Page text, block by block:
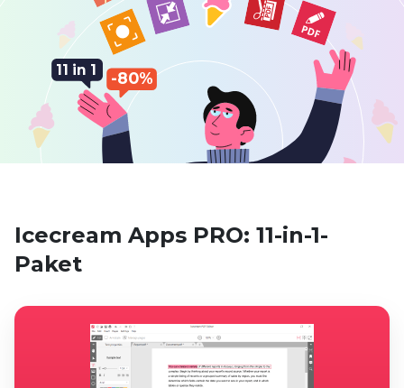
-80%
11 in 1
Icecream Apps PRO: 11-in-1-
Paket